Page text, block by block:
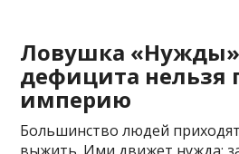
Ловушка
дефицита нельзя
империю
Большинство людей